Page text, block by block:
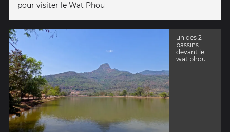
pour visiter le Wat Phou
un des 2
bassins
devant le
wat phou